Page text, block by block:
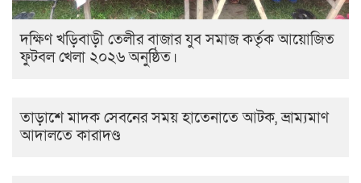
দক্ষিণ খড়িবাড়ী তেলীর বাজার যুব সমাজ কর্তৃক আয়োজিত
ফুটবল খেলা ২০২৬ অনুষ্ঠিত।
তাড়াশে মাদক সেবনের সময় হাতেনাতে আটক, ভ্রাম্যমাণ
আদালতে কারাদণ্ড